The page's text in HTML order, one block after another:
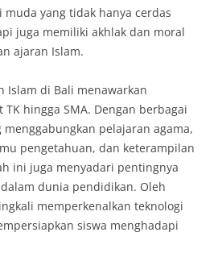
muda yang tidak hanya cerdas
juga memiliki akhlak dan moral
ajaran Islam.
Islam di Bali menawarkan
hingga SMA. Dengan berbagai
pelajaran agama,
pengetahuan, dan keterampilan
ini juga menyadari pentingnya
dunia pendidikan. Oleh
memperkenalkan teknologi
siswa menghadapi